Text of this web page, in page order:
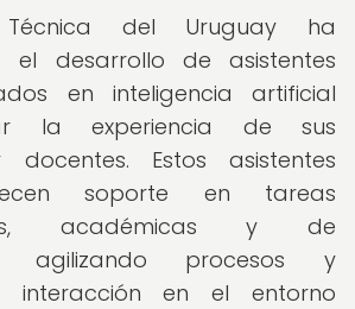
del Uruguay ha
el desarrollo de asistentes
en inteligencia artificial
la experiencia de sus
docentes. Estos asistentes
soporte en tareas
académicas y de
agilizando procesos y
interacción en el entorno